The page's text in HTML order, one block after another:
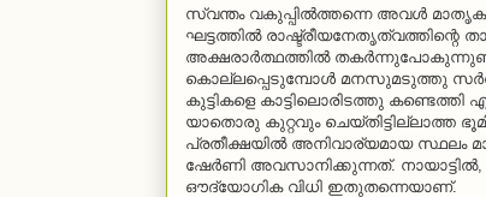
സ്വന്തം വകുപ്പില്‍ത്തന്നെ അവള്‍
ഘട്ടത്തില്‍ രാഷ്ട്രീയനേതൃത്വത്തിന്റെ
അക്ഷരാര്‍ത്ഥത്തില്‍
കൊല്ലപ്പെടുമ്പോള്‍ മനസുമടുത്തു
കുട്ടികളെ കാട്ടിലൊരിടത്തു
യാതൊരു കുറ്റവും ചെയ്തിട്ടില്ലാത്ത
പ്രതീക്ഷയില്‍ അനിവാര്യമായ സ്ഥലം
ഷേര്‍ണി അവസാനിക്കുന്നത്.
ഔദ്യോഗിക വിധി ഇതുതന്നെയാണ്.